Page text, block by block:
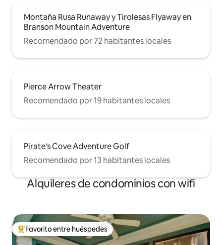
Montaña Rusa Runaway y Tirolesas Flyaway en
Branson Mountain Adventure
Recomendado por 72 habitantes locales
Pierce Arrow Theater
Recomendado por 19 habitantes locales
Pirate's Cove Adventure Golf
Recomendado por 13 habitantes locales
Alquileres de condominios con wifi
De los mejores en Favorito entre huéspedes
Favorito entre huéspedes